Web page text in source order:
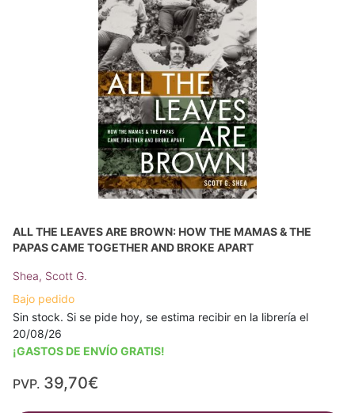
ALL THE LEAVES ARE BROWN: HOW THE MAMAS & THE
PAPAS CAME TOGETHER AND BROKE APART
Shea, Scott G.
Bajo pedido
Sin stock. Si se pide hoy, se estima recibir en la librería el
20/08/26
¡GASTOS DE ENVÍO GRATIS!
PVP. 39,70€